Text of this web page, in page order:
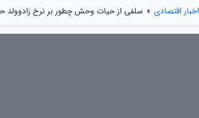
اخبار اقتصادی » سلفی از حیات وحش چطور بر نرخ زادوولد